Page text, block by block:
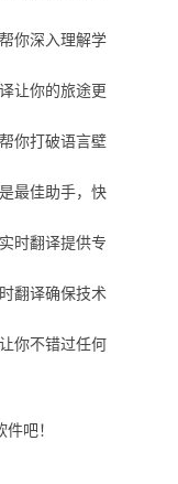
你深入理解学
让你的旅途更
你打破语言壁
最佳助手，快
时翻译提供专
翻译确保技术
你不错过任何
吧！